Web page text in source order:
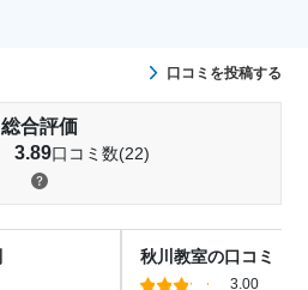
口コミを投稿する
総合評価
3.89口コミ数(22)
秋川教室の口コミ・
3.00